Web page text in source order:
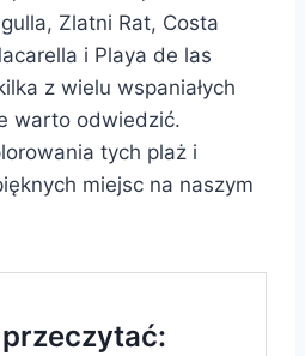
Zlatni Rat, Costa
i Playa de las
z wielu wspaniałych
warto odwiedzić.
tych plaż i
miejsc na naszym